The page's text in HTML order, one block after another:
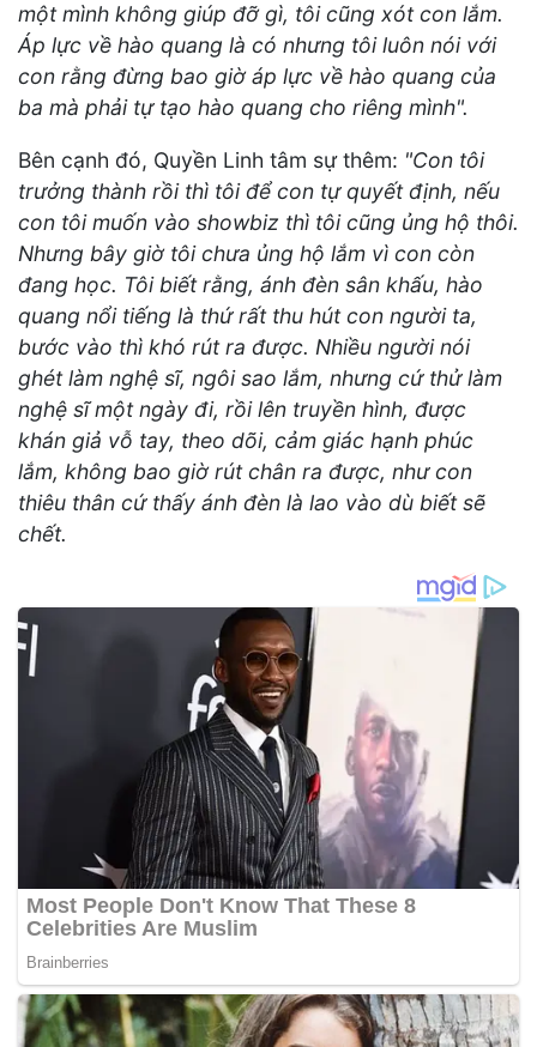
một mình không giúp đỡ gì, tôi cũng xót con lắm.
Áp lực về hào quang là có nhưng tôi luôn nói với
con rằng đừng bao giờ áp lực về hào quang của
ba mà phải tự tạo hào quang cho riêng mình".
Bên cạnh đó, Quyền Linh tâm sự thêm: "Con tôi
trưởng thành rồi thì tôi để con tự quyết định, nếu
con tôi muốn vào showbiz thì tôi cũng ủng hộ thôi.
Nhưng bây giờ tôi chưa ủng hộ lắm vì con còn
đang học. Tôi biết rằng, ánh đèn sân khấu, hào
quang nổi tiếng là thứ rất thu hút con người ta,
bước vào thì khó rút ra được. Nhiều người nói
ghét làm nghệ sĩ, ngôi sao lắm, nhưng cứ thử làm
nghệ sĩ một ngày đi, rồi lên truyền hình, được
khán giả vỗ tay, theo dõi, cảm giác hạnh phúc
lắm, không bao giờ rút chân ra được, như con
thiêu thân cứ thấy ánh đèn là lao vào dù biết sẽ
chết.